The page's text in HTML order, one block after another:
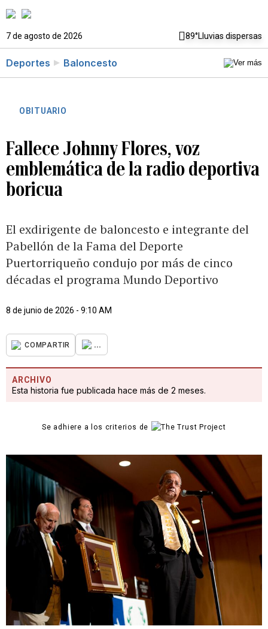
7 de agosto de 2026 89°Lluvias dispersas
Deportes Baloncesto
OBITUARIO
Fallece Johnny Flores, voz
emblemática de la radio deportiva
boricua
El exdirigente de baloncesto e integrante del
Pabellón de la Fama del Deporte
Puertorriqueño condujo por más de cinco
décadas el programa Mundo Deportivo
8 de junio de 2026 - 9:10 AM
COMPARTIR ...
ARCHIVO
Esta historia fue publicada hace más de 2 meses.
Se adhiere a los criterios de